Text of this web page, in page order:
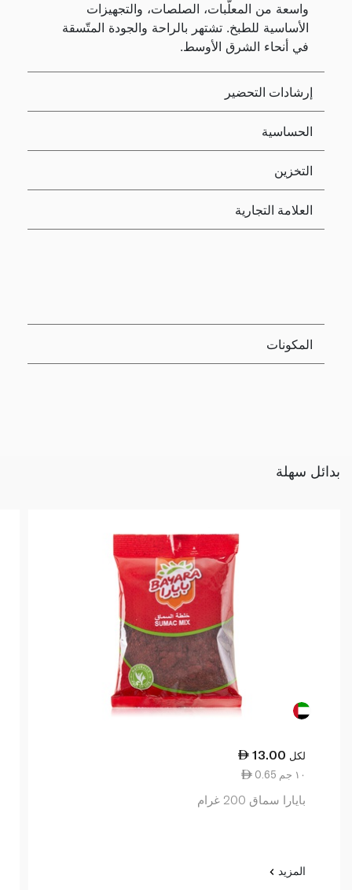
واسعة من المعلّبات، الصلصات، والتجهيزات
الأساسية للطبخ. تشتهر بالراحة والجودة المتّسقة
في أنحاء الشرق الأوسط.
إرشادات التحضير
الحساسية
التخزين
العلامة التجارية
المكونات
بدائل سهلة
13.00 لكل
0.65 ١٠ جم
بايارا سماق 200 غرام
المزيد